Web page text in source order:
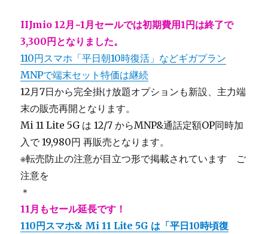
IIJmio 12月~1月セールでは初期費用1円は終了で
3,300円となりました。
110円スマホ「平日朝10時復活」などギガプラン
MNPで端末セット特価は継続
12月7日から完全掛け放題オプションも新設、主力端
末の販売再開となります。
Mi 11 Lite 5G は 12/7 からMNP&通話定額OP同時加
入で 19,980円 再販売となります。
※転売防止の注意が目立つ形で掲載されています ご
注意を
＊
11月もセール延長です！
110円スマホ& Mi 11 Lite 5G は「平日10時頃復